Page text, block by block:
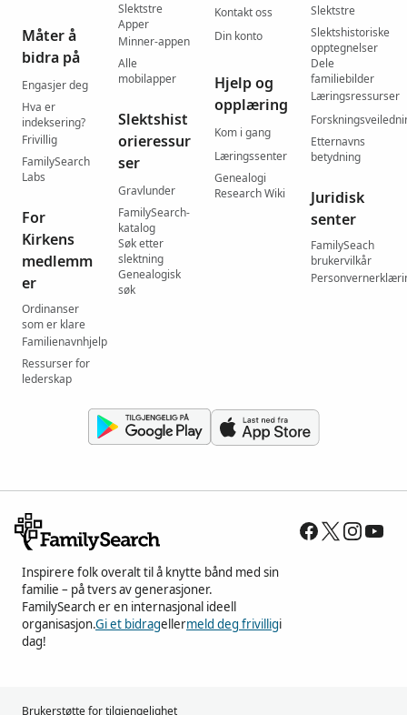
Måter å
bidra på
Engasjer deg
Hva er
indeksering?
Frivillig
FamilySearch
Labs
For
Kirkens
medlemm
er
Ordinanser
som er klare
Familienavnhjelp
Ressurser for
lederskap
Slektstre
Apper
Minner-appen
Alle
mobilapper
Slektshist
orieressur
ser
Gravlunder
FamilySearch-
katalog
Søk etter
slektning
Genealogisk
søk
Kontakt oss
Din konto
Hjelp og
opplæring
Kom i gang
Læringssenter
Genealogi
Research Wiki
Slektstre
Slektshistoriske
opptegnelser
Dele
familiebilder
Læringsressurser
Etternavns
betydning
Juridisk
senter
FamilySeach
brukervilkår
Inspirere folk overalt til å knytte bånd med sin
familie – på tvers av generasjoner.
FamilySearch er en internasjonal ideell
organisasjon.Gi et bidragellermeld deg frivilligi
dag!
Brukerstøtte for tilgjengelighet